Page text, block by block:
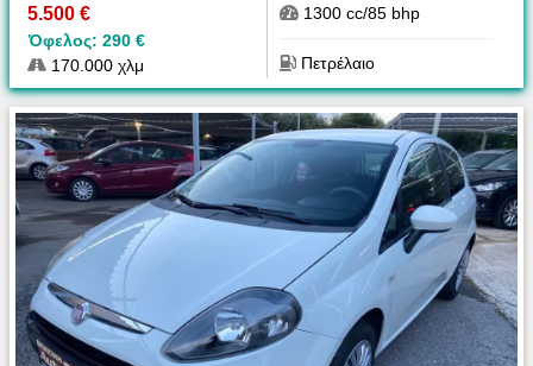
5.500 €
Όφελος: 290 €
170.000 χλμ
1300 cc/85 bhp
Πετρέλαιο